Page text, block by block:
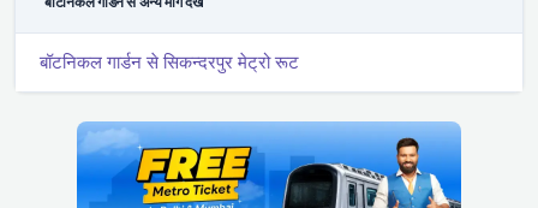
बॉटनिकल गार्डन से सिकन्दरपुर मेट्रो रूट